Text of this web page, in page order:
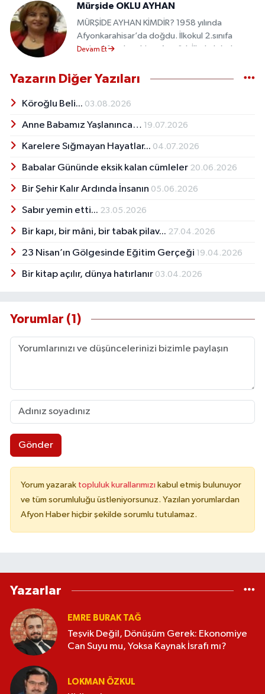
Mürşide OKLU AYHAN
MÜRŞİDE AYHAN KİMDİR? 1958 yılında
Afyonkarahisar’da doğdu. İlkokul 2.sınıfa
kadar Afyonkarahisar Atatürk İlkokulu’nda,
tamamladı. Orta ve Lisesi Konya’da bitirdi.
mezun oldu. Sonrasında Matematik
İmam Hatip Lisesine atandı. Niğde Bademdere
Sincan Kız Meslek lisesi, Ankara Ağa Ceylan
İlköğretim Okulu, Ankara Etimesgut Ticaret ve
2005 yılında emekli oldu. Şiir ve öykü
denemeleri bulunuyor. ‘’Harikalar Diyarısın
Ankara’da yaşamaktadır.
Devam Et
Yazarın Diğer Yazıları
Köroğlu Beli... 03.08.2026
Anne Babamız Yaşlanınca… 19.07.2026
Karelere Sığmayan Hayatlar... 04.07.2026
Babalar Gününde eksik kalan cümleler 20.06.2026
Bir Şehir Kalır Ardında İnsanın 05.06.2026
Sabır yemin etti... 23.05.2026
Bir kapı, bir mâni, bir tabak pilav... 27.04.2026
23 Nisan’ın Gölgesinde Eğitim Gerçeği 19.04.2026
Bir kitap açılır, dünya hatırlanır 03.04.2026
Yorumlar (1)
Gönder
Yorum yazarak topluluk kurallarımızı kabul etmiş bulunuyor
ve tüm sorumluluğu üstleniyorsunuz. Yazılan yorumlardan
Afyon Haber hiçbir şekilde sorumlu tutulamaz.
Yazarlar
EMRE BURAK TAĞ
Teşvik Değil, Dönüşüm Gerek: Ekonomiye
Can Suyu mu, Yoksa Kaynak İsrafı mı?
LOKMAN ÖZKUL